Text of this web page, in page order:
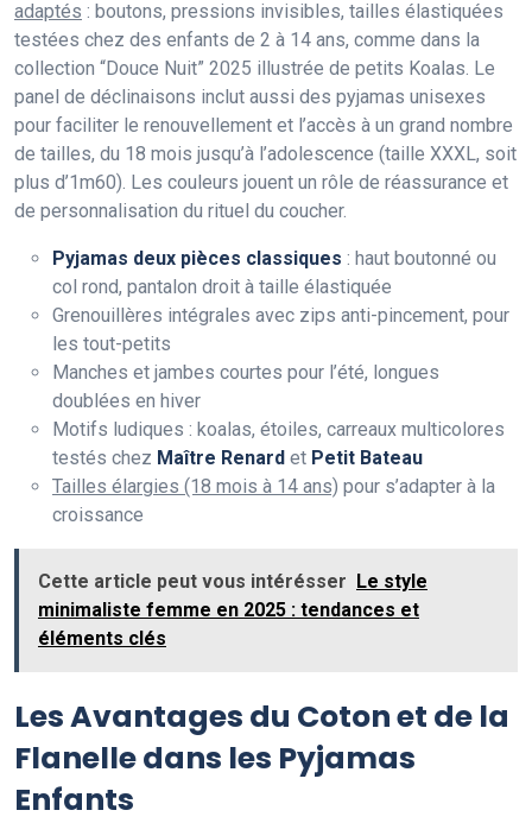
adaptés : boutons, pressions invisibles, tailles élastiquées
testées chez des enfants de 2 à 14 ans, comme dans la
collection “Douce Nuit” 2025 illustrée de petits Koalas. Le
panel de déclinaisons inclut aussi des pyjamas unisexes
pour faciliter le renouvellement et l’accès à un grand nombre
de tailles, du 18 mois jusqu’à l’adolescence (taille XXXL, soit
plus d’1m60). Les couleurs jouent un rôle de réassurance et
de personnalisation du rituel du coucher.
Pyjamas deux pièces classiques : haut boutonné ou
col rond, pantalon droit à taille élastiquée
Grenouillères intégrales avec zips anti-pincement, pour
les tout-petits
Manches et jambes courtes pour l’été, longues
doublées en hiver
Motifs ludiques : koalas, étoiles, carreaux multicolores
testés chez Maître Renard et Petit Bateau
Tailles élargies (18 mois à 14 ans) pour s’adapter à la
croissance
Cette article peut vous intérésser
Le style
minimaliste femme en 2025 : tendances et
éléments clés
Les Avantages du Coton et de la
Flanelle dans les Pyjamas
Enfants